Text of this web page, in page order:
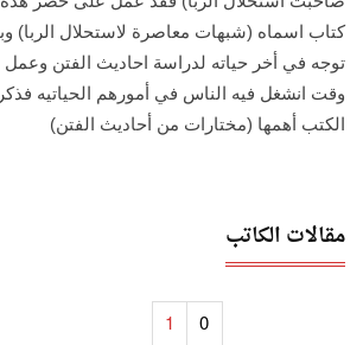
كتاب اسماه (شبهات معاصرة لاستحلال الربا)
توجه في أخر حياته لدراسة احاديث الفتن وعمل
وقت انشغل فيه الناس في أمورهم الحياتيه
الكتب أهمها (مختارات من أحاديث الفتن)
مقالات الكاتب
0
1